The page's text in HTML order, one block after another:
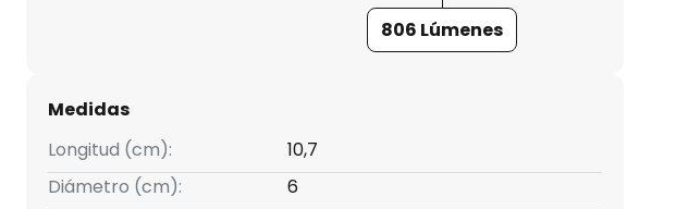
806 Lúmenes
Medidas
Longitud (cm):
10,7
Diámetro (cm):
6